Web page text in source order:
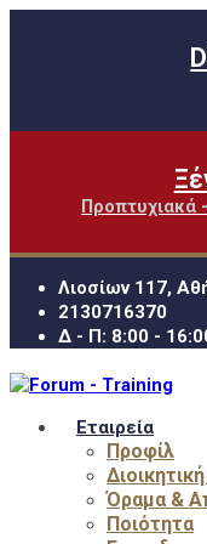
Προπτυχιακά
Λιοσίων 117,
2130716370
Δ - Π: 8:00 -
Εταιρεία
Προφίλ
Όραμα &
Ποιότητα